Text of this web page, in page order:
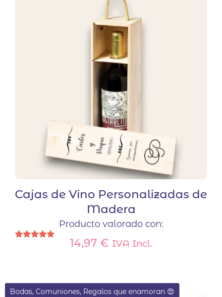
Cajas de Vino Personalizadas de
Madera
Producto valorado con:
14,97 € IVA Incl.
Bodas, Comuniones, Regalos que enamoran 😍